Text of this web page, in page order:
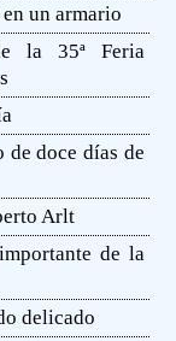
un armario
la 35ª Feria
doce días de
Arlt
de la
delicado